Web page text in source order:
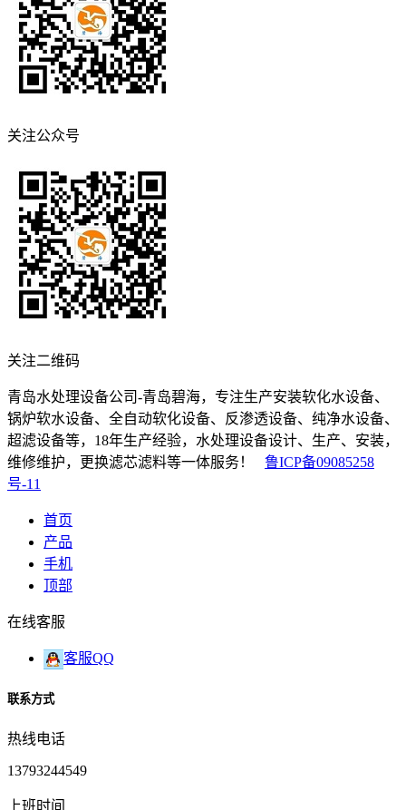
关注公众号
关注二维码
青岛水处理设备公司-青岛碧海，专注生产安装软化水设备、
锅炉软水设备、全自动软化设备、反渗透设备、纯净水设备、
超滤设备等，18年生产经验，水处理设备设计、生产、安装，
维修维护，更换滤芯滤料等一体服务！ 鲁ICP备09085258
号-11
首页
产品
手机
顶部
在线客服
客服QQ
联系方式
热线电话
13793244549
上班时间